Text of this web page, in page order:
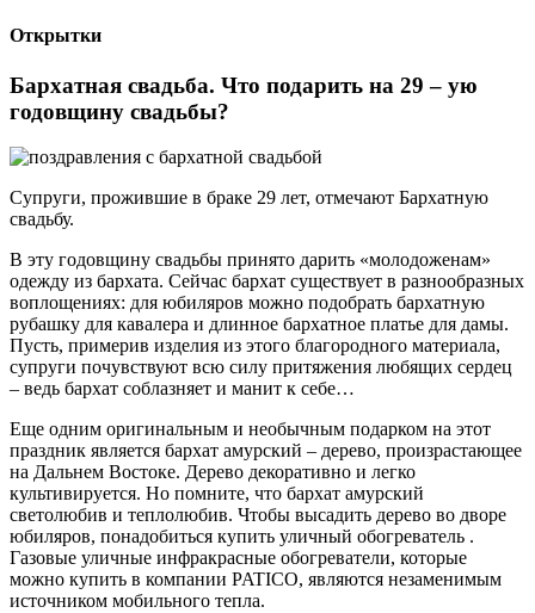
Открытки
Бархатная свадьба. Что подарить на 29 – ую
годовщину свадьбы?
Супруги, прожившие в браке 29 лет, отмечают Бархатную
свадьбу.
В эту годовщину свадьбы принято дарить «молодоженам»
одежду из бархата. Сейчас бархат существует в разнообразных
воплощениях: для юбиляров можно подобрать бархатную
рубашку для кавалера и длинное бархатное платье для дамы.
Пусть, примерив изделия из этого благородного материала,
супруги почувствуют всю силу притяжения любящих сердец
– ведь бархат соблазняет и манит к себе…
Еще одним оригинальным и необычным подарком на этот
праздник является бархат амурский – дерево, произрастающее
на Дальнем Востоке. Дерево декоративно и легко
культивируется. Но помните, что бархат амурский
светолюбив и теплолюбив. Чтобы высадить дерево во дворе
юбиляров, понадобиться купить уличный обогреватель .
Газовые уличные инфракрасные обогреватели, которые
можно купить в компании PATICO, являются незаменимым
источником мобильного тепла.